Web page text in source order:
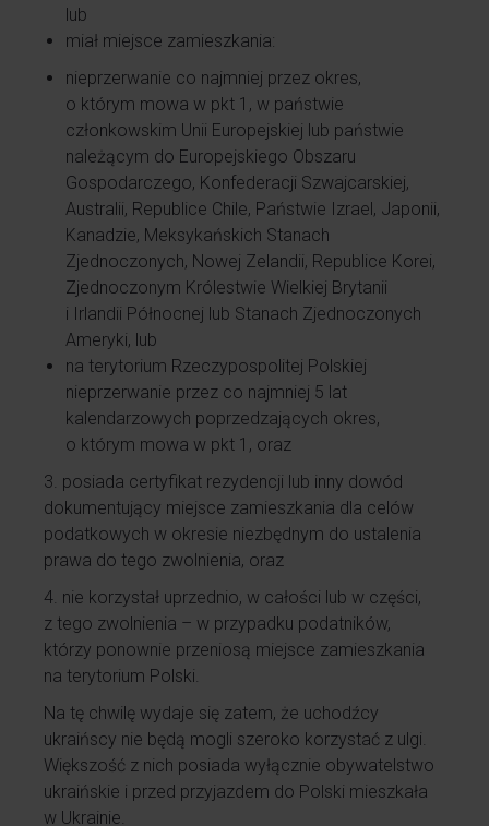
lub
miał miejsce zamieszkania:
nieprzerwanie co najmniej przez okres,
o którym mowa w pkt 1, w państwie
członkowskim Unii Europejskiej lub państwie
należącym do Europejskiego Obszaru
Gospodarczego, Konfederacji Szwajcarskiej,
Australii, Republice Chile, Państwie Izrael, Japonii,
Kanadzie, Meksykańskich Stanach
Zjednoczonych, Nowej Zelandii, Republice Korei,
Zjednoczonym Królestwie Wielkiej Brytanii
i Irlandii Północnej lub Stanach Zjednoczonych
Ameryki, lub
na terytorium Rzeczypospolitej Polskiej
nieprzerwanie przez co najmniej 5 lat
kalendarzowych poprzedzających okres,
o którym mowa w pkt 1, oraz
3. posiada certyfikat rezydencji lub inny dowód
dokumentujący miejsce zamieszkania dla celów
podatkowych w okresie niezbędnym do ustalenia
prawa do tego zwolnienia, oraz
4. nie korzystał uprzednio, w całości lub w części,
z tego zwolnienia – w przypadku podatników,
którzy ponownie przeniosą miejsce zamieszkania
na terytorium Polski.
Na tę chwilę wydaje się zatem, że uchodźcy
ukraińscy nie będą mogli szeroko korzystać z ulgi.
Większość z nich posiada wyłącznie obywatelstwo
ukraińskie i przed przyjazdem do Polski mieszkała
w Ukrainie.